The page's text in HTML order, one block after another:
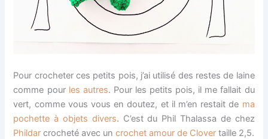
Pour crocheter ces petits pois, j’ai utilisé des restes de laine
comme pour les autres. Pour les petits pois, il me fallait du
vert, comme vous vous en doutez, et il m’en restait de ma
pochette à objets divers. C’est du Phil Thalassa de chez
Phildar crocheté avec uncrochet amour de Clover taille 2,5.